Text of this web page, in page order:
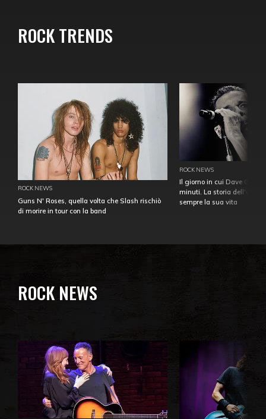
ROCK TRENDS
ROCK NEWS
Guns N' Roses, quella volta che Slash rischiò
di morire in tour con la band
ROCK NEWS
Il giorno in cui Dave
minuti. La storia
sempre la sua vita
ROCK NEWS